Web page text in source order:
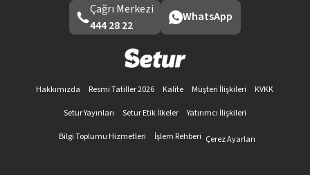
Çağrı Merkezi
444 28 22
WhatsApp
Hakkımızda Resmi Tatiller 2026 Kalite Müşteri İlişkileri
KVKK
Setur Yayınları
Setur Etik İlkeler
Yatırımcı İlişkileri
Bilgi Toplumu Hizmetleri
İşlem Rehberi Çerez Ayarları